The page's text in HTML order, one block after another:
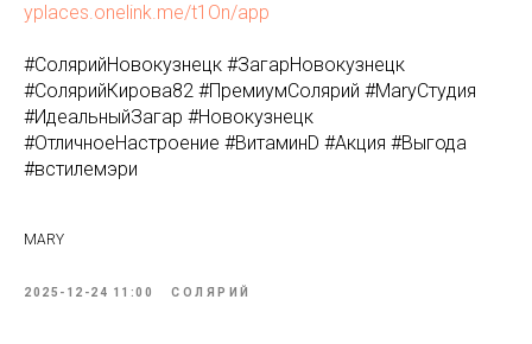
yplaces.onelink.me/t1On/app
#СолярийНовокузнецк #ЗагарНовокузнецк
#СолярийКирова82 #ПремиумСолярий #MaryСтудия
#ИдеальныйЗагар #Новокузнецк
#ОтличноеНастроение #ВитаминD #Акция #Выгода
#встилемэри
MARY
2025-12-24 11:00 СОЛЯРИЙ